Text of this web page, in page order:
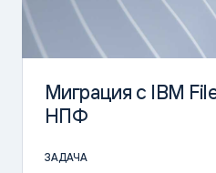
Миграция с IBM
НПФ
ЗАДАЧА